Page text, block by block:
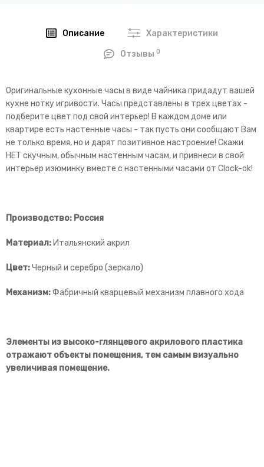
Описание Характеристики
Отзывы0
Оригинальные кухонные часы в виде чайника придадут вашей
кухне нотку игривости. Часы представлены в трех цветах -
подберите цвет под свой интерьер! В каждом доме или
квартире есть настенные часы - так пусть они сообщают Вам
не только время, но и дарят позитивное настроение! Скажи
НЕТ скучным, обычным настенным часам, и привнеси в свой
интерьер изюминку вместе с настенными часами от Clock-ok!
Производство: Россия
Материал: Итальянский акрил
Цвет:Черный и серебро (зеркало)
Механизм:Фабричный кварцевый механизм плавного хода
Элементы из высоко-глянцевого акрилового пластика
отражают объекты помещения, тем самым визуально
увеличивая помещение.